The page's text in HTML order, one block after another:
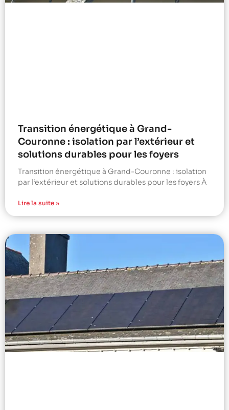
Transition énergétique à Grand-
Couronne : isolation par l’extérieur et
solutions durables pour les foyers
Transition énergétique à Grand-Couronne : isolation
par l’extérieur et solutions durables pour les foyers À
Lire la suite »